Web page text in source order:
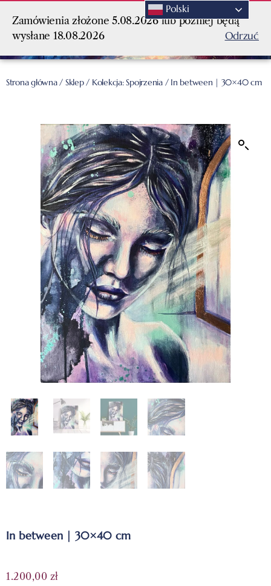
Zamówienia złożone 5.08.2026 lub później będą
wysłane 18.08.2026
Odrzuć
Strona główna/ Sklep/ Kolekcja: Spojrzenia/ In between | 30×40 cm
In between | 30×40 cm
1.200,00 zł
Polski